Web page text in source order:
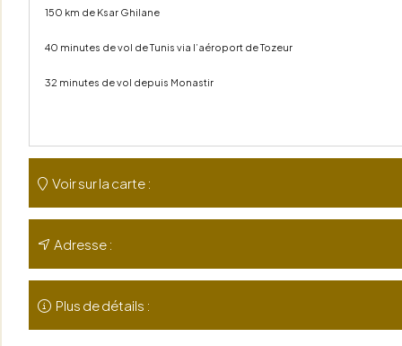
150 km de Ksar Ghilane
40 minutes de vol de Tunis via l’aéroport de Tozeur
32 minutes de vol depuis Monastir
Voir sur la carte :
Adresse :
Plus de détails :